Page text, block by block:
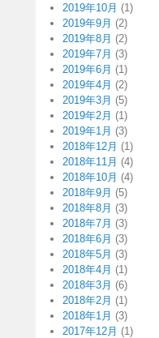
2019年10月 (1)
2019年9月 (2)
2019年8月 (2)
2019年7月 (3)
2019年6月 (1)
2019年4月 (2)
2019年3月 (5)
2019年2月 (1)
2019年1月 (3)
2018年12月 (1)
2018年11月 (4)
2018年10月 (4)
2018年9月 (5)
2018年8月 (3)
2018年7月 (3)
2018年6月 (3)
2018年5月 (3)
2018年4月 (1)
2018年3月 (6)
2018年2月 (1)
2018年1月 (3)
2017年12月 (1)